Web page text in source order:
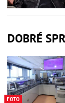
DOBRÉ
FOTO